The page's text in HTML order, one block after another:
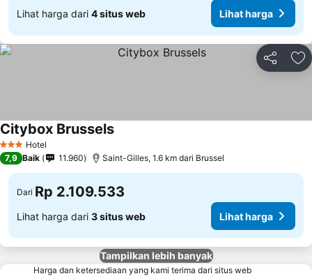
Lihat harga dari 4 situs web Lihat harga
Bagikan
3 BintangHotel
Citybox Brussels
7,9 Baik 11.960 Saint-Gilles, 1.6 km dari Brussel
Dari Rp 2.109.533
Lihat harga dari 3 situs web Lihat harga
Tampilkan lebih banyak
Harga dan ketersediaan yang kami terima dari situs web